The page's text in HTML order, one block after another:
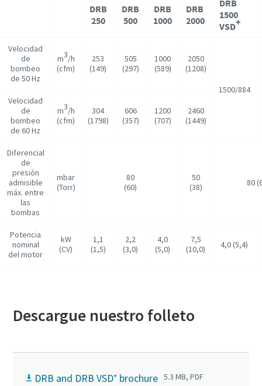
DRB
250
DRB
500
DRB
1000
DRB
2000
DRB
1500
VSD+
Velocidad
de
bombeo
de 50 Hz
m3/h
(cfm)
253
(149)
505
(297)
1000
(589)
2050
(1208)
1500/884
Velocidad
de
bombeo
de 60 Hz
m3/h
(cfm)
304
(1798)
606
(357)
1200
(707)
2460
(1449)
Diferencial
de
presión
admisible
máx. entre
las
bombas
mbar
(Torr)
80
(60)
50
(38)
80
Potencia
nominal
del motor
kW
(CV)
1,1
(1,5)
2,2
(3,0)
4,0
(5,0)
7,5
(10,0)
4,0 (5,4)
Descargue nuestro folleto
DRB and DRB VSD⁺ brochure 5.3 MB, PDF